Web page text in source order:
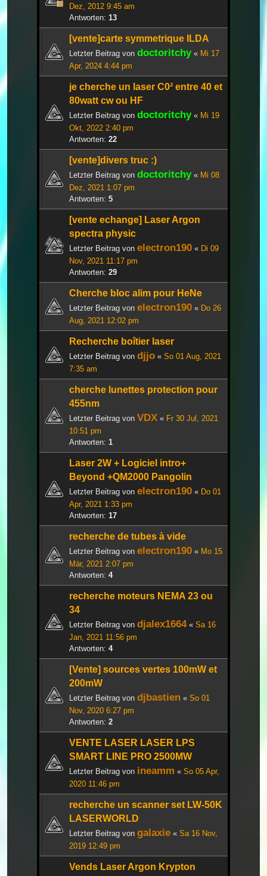
Dez, 2012 9:45 am
Antworten: 13
[vente]carte symmetrique ILDA
Letzter Beitrag von doctoritchy« Mi 17
Apr, 2024 4:44 pm
je cherche un laser C0² entre 40 et
80watt cw ou HF
Letzter Beitrag von doctoritchy« Mi 19
Okt, 2022 2:40 pm
Antworten: 22
[vente]divers truc :)
Letzter Beitrag von doctoritchy« Mi 08
Dez, 2021 1:07 pm
Antworten: 5
[vente echange] Laser Argon
spectra physic
Letzter Beitrag von electron190 « Di 09
Nov, 2021 11:17 pm
Antworten: 29
Cherche bloc alim pour HeNe
Letzter Beitrag von electron190 « Do 26
Aug, 2021 12:02 pm
Recherche boîtier laser
Letzter Beitrag von djjo « So 01 Aug, 2021
7:35 am
cherche lunettes protection pour
455nm
Letzter Beitrag von VDX « Fr 30 Jul, 2021
10:51 pm
Antworten: 1
Laser 2W + Logiciel intro+
Beyond +QM2000 Pangolin
Letzter Beitrag von electron190 « Do 01
Apr, 2021 1:33 pm
Antworten: 17
recherche de tubes à vide
Letzter Beitrag von electron190 « Mo 15
Mär, 2021 2:07 pm
Antworten: 4
recherche moteurs NEMA 23 ou
34
Letzter Beitrag von djalex1664« Sa 16
Jan, 2021 11:56 pm
Antworten: 4
[Vente] sources vertes 100mW et
200mW
Letzter Beitrag von djbastien « So 01
Nov, 2020 6:27 pm
Antworten: 2
VENTE LASER LASER LPS
SMART LINE PRO 2500MW
Letzter Beitrag von ineamm « So 05 Apr,
2020 11:46 pm
recherche un scanner set LW-50K
LASERWORLD
Letzter Beitrag von galaxie « Sa 16 Nov,
2019 12:49 pm
Vends Laser Argon Krypton